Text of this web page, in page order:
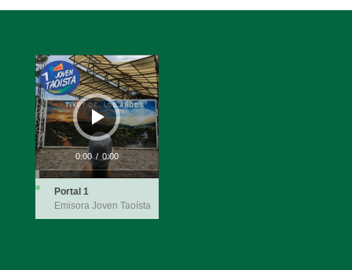
Reproductor
de
audio
0:00 / 0:00
Portal 1
Emisora Joven Taoísta